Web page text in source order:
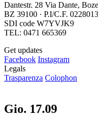
Dantestr. 28 Via Dante,
BZ 39100 · P.I/C.F.
SDI code W7YVJK9
TEL: 0471 665369
Get updates
Facebook Instagram
Legals
Trasparenza Colophon
Gio. 17.09